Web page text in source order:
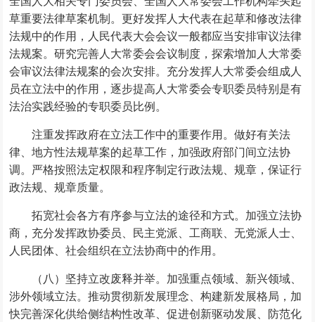
草重要法律草案机制。更好发挥人大代表在起草和修改法律
法规中的作用，人民代表大会会议一般都应当安排审议法律
法规案。研究完善人大常委会会议制度，探索增加人大常委
会审议法律法规案的会次安排。充分发挥人大常委会组成人
员在立法中的作用，逐步提高人大常委会专职委员特别是有
法治实践经验的专职委员比例。
注重发挥政府在立法工作中的重要作用。做好有关法
律、地方性法规草案的起草工作，加强政府部门间立法协
调。严格按照法定权限和程序制定行政法规、规章，保证行
政法规、规章质量。
拓宽社会各方有序参与立法的途径和方式。加强立法协
商，充分发挥政协委员、民主党派、工商联、无党派人士、
人民团体、社会组织在立法协商中的作用。
（八）坚持立改废释并举。加强重点领域、新兴领域、
涉外领域立法。推动贯彻新发展理念、构建新发展格局，加
快完善深化供给侧结构性改革、促进创新驱动发展、防范化